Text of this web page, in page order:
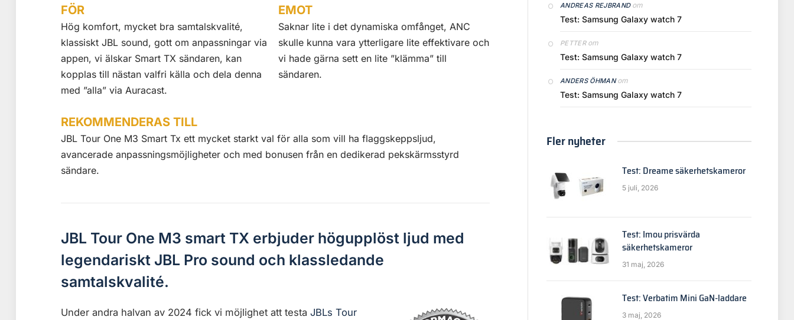
FÖR
Hög komfort, mycket bra samtalskvalité,
klassiskt JBL sound, gott om anpassningar via
appen, vi älskar Smart TX sändaren, kan
kopplas till nästan valfri källa och dela denna
med ”alla” via Auracast.
EMOT
Saknar lite i det dynamiska omfånget, ANC
skulle kunna vara ytterligare lite effektivare och
vi hade gärna sett en lite ”klämma” till
sändaren.
REKOMMENDERAS TILL
JBL Tour One M3 Smart Tx ett mycket starkt val för alla som vill ha flaggskeppsljud,
avancerade anpassningsmöjligheter och med bonusen från en dedikerad pekskärmsstyrd
sändare.
JBL Tour One M3 smart TX erbjuder högupplöst ljud med
legendariskt JBL Pro sound och klassledande
samtalskvalité.
Under andra halvan av 2024 fick vi möjlighet att testa JBLs Tour
ANDREAS REJBRANDom
Test: Samsung Galaxy watch 7
PETTERom
Test: Samsung Galaxy watch 7
ANDERS ÖHMANom
Test: Samsung Galaxy watch 7
Fler nyheter
Test: Dreame säkerhetskameror
5 juli, 2026
Test: Imou prisvärda
säkerhetskameror
31 maj, 2026
Test: Verbatim Mini GaN-laddare
3 maj, 2026